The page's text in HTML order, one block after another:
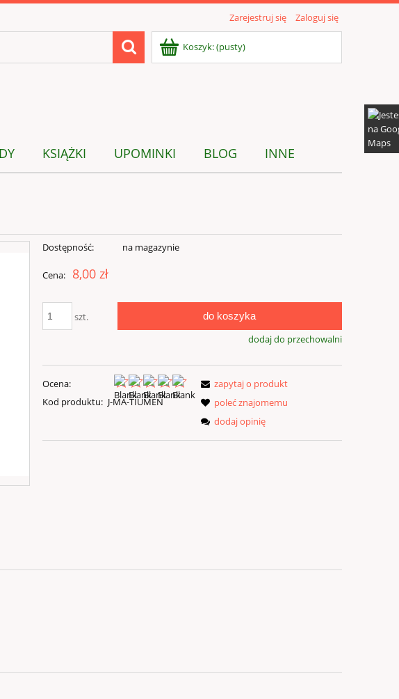
Zarejestruj się Zaloguj się
Koszyk:(pusty)
KSIĄŻKI UPOMINKI BLOG INNE
Dostępność: na magazynie
Cena: 8,00 zł
szt. do koszyka
dodaj do przechowalni
Ocena:
Kod produktu: J-MA-TIUMEN
zapytaj o produkt
poleć znajomemu
dodaj opinię